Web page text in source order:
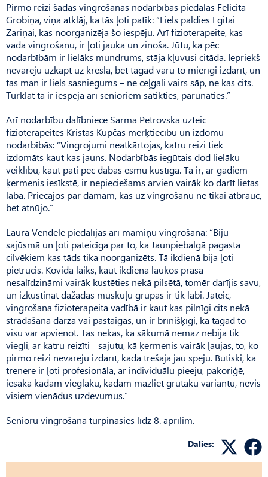
Pirmo reizi šādās vingrošanas nodarbībās piedalās Felicita
Grobiņa, viņa atklāj, ka tās ļoti patīk: “Liels paldies Egitai
Zariņai, kas noorganizēja šo iespēju. Arī fizioterapeite, kas
vada vingrošanu, ir ļoti jauka un zinoša. Jūtu, ka pēc
nodarbībām ir lielāks mundrums, stāja kļuvusi citāda. Iepriekš
nevarēju uzkāpt uz krēsla, bet tagad varu to mierīgi izdarīt, un
tas man ir liels sasniegums – ne ceļgali vairs sāp, ne kas cits.
Turklāt tā ir iespēja arī senioriem satikties, parunāties.”
Arī nodarbību dalībniece Sarma Petrovska uzteic
fizioterapeites Kristas Kupčas mērķtiecību un izdomu
nodarbībās: “Vingrojumi neatkārtojas, katru reizi tiek
izdomāts kaut kas jauns. Nodarbībās iegūtais dod lielāku
veiklību, kaut pati pēc dabas esmu kustīga. Tā ir, ar gadiem
ķermenis iesīkstē, ir nepieciešams arvien vairāk ko darīt lietas
labā. Priecājos par dāmām, kas uz vingrošanu ne tikai atbrauc,
bet atnūjo.”
Laura Vendele piedalījās arī māmiņu vingrošanā: “Biju
sajūsmā un ļoti pateicīga par to, ka Jaunpiebalgā pagasta
cilvēkiem kas tāds tika noorganizēts. Tā ikdienā bija ļoti
pietrūcis. Kovida laiks, kaut ikdiena laukos prasa
nesalīdzināmi vairāk kustēties nekā pilsētā, tomēr darījis savu,
un izkustināt dažādas muskuļu grupas ir tik labi. Jāteic,
vingrošana fizioterapeita vadībā ir kaut kas pilnīgi cits nekā
strādāšana dārzā vai pastaigas, un ir brīnišķīgi, ka tagad to
visu var apvienot. Tas nekas, ka sākumā nemaz nebija tik
viegli, ar katru reizīti sajutu, kā ķermenis vairāk ļaujas, to, ko
pirmo reizi nevarēju izdarīt, kādā trešajā jau spēju. Būtiski, ka
trenere ir ļoti profesionāla, ar individuālu pieeju, pakoriģē,
iesaka kādam vieglāku, kādam mazliet grūtāku variantu, nevis
visiem vienādus uzdevumus.”
Senioru vingrošana turpināsies līdz 8. aprīlim.
Dalies: